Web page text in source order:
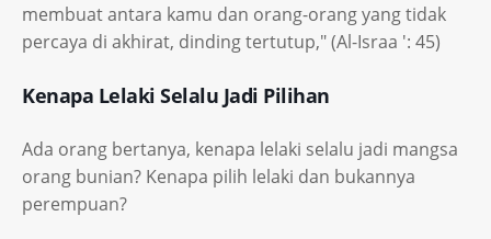
membuat antara kamu dan orang-orang yang tidak
percaya di akhirat, dinding tertutup," (Al-Israa ': 45)
Kenapa Lelaki Selalu Jadi Pilihan
Ada orang bertanya, kenapa lelaki selalu jadi mangsa
orang bunian? Kenapa pilih lelaki dan bukannya
perempuan?